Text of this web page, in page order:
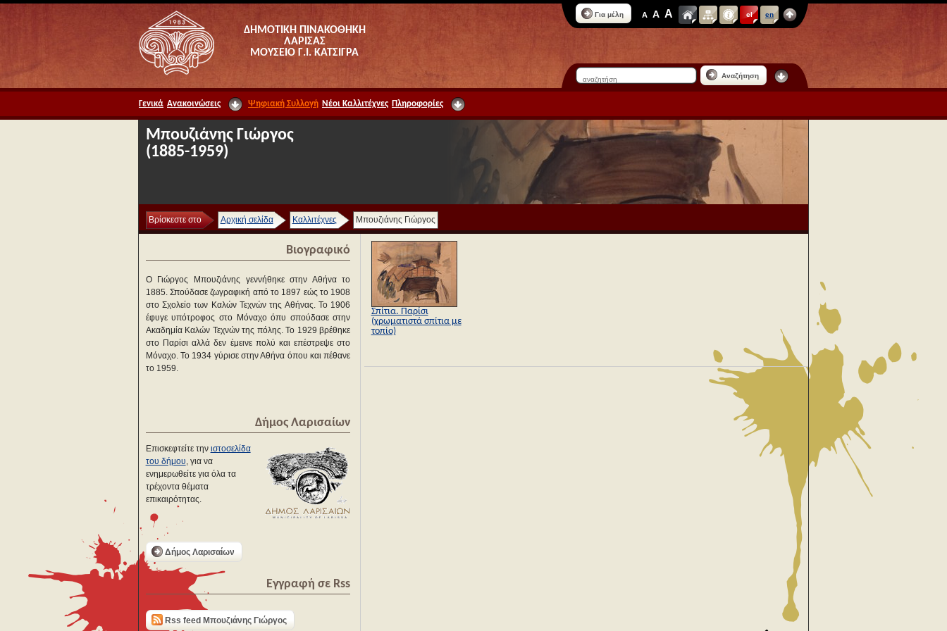
ΔΗΜΟΤΙΚΗ ΠΙΝΑΚΟΘΗΚΗ
ΛΑΡΙΣΑΣ
ΜΟΥΣΕΙΟ Γ.Ι. ΚΑΤΣΙΓΡΑ
Για μέλη A A A el en
Αναζήτηση
Γενικά Ανακοινώσεις Ψηφιακή Συλλογή Νέοι Καλλιτέχνες Πληροφορίες
Μπουζιάνης Γιώργος
(1885-1959)
Βρίσκεστε στο Αρχική σελίδα Καλλιτέχνες Μπουζιάνης Γιώργος
Βιογραφικό
Ο Γιώργος Μπουζιάνης γεννήθηκε στην Αθήνα το
1885. Σπούδασε ζωγραφική από το 1897 εώς το 1908
στο Σχολείο των Καλών Τεχνών της Αθήνας. Το 1906
έφυγε υπότροφος στο Μόναχο όπυ σπούδασε στην
Ακαδημία Καλών Τεχνών της πόλης. Το 1929 βρέθηκε
στο Παρίσι αλλά δεν έμεινε πολύ και επέστρεψε στο
Μόναχο. Το 1934 γύρισε στην Αθήνα όπου και πέθανε
το 1959.
Δήμος Λαρισαίων
Επισκεφτείτε την ιστοσελίδα
του δήμου, για να
ενημερωθείτε για όλα τα
τρέχοντα θέματα
επικαιρότητας.
Δήμος Λαρισαίων
Εγγραφή σε Rss
Rss feed Μπουζιάνης Γιώργος
Σπίτια. Παρίσι
(χρωματιστά σπίτια με
τοπίο)